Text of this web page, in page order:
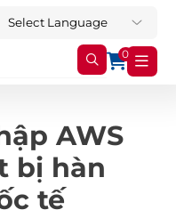
0
AWS
bị hàn
tế